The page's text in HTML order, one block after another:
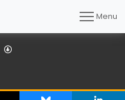
Menu